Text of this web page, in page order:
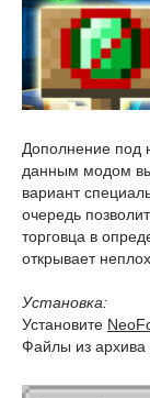
Дополнение под
данным модом
вариант
очередь
торговца в
открывает
Установка:
Установите
Файлы из архива